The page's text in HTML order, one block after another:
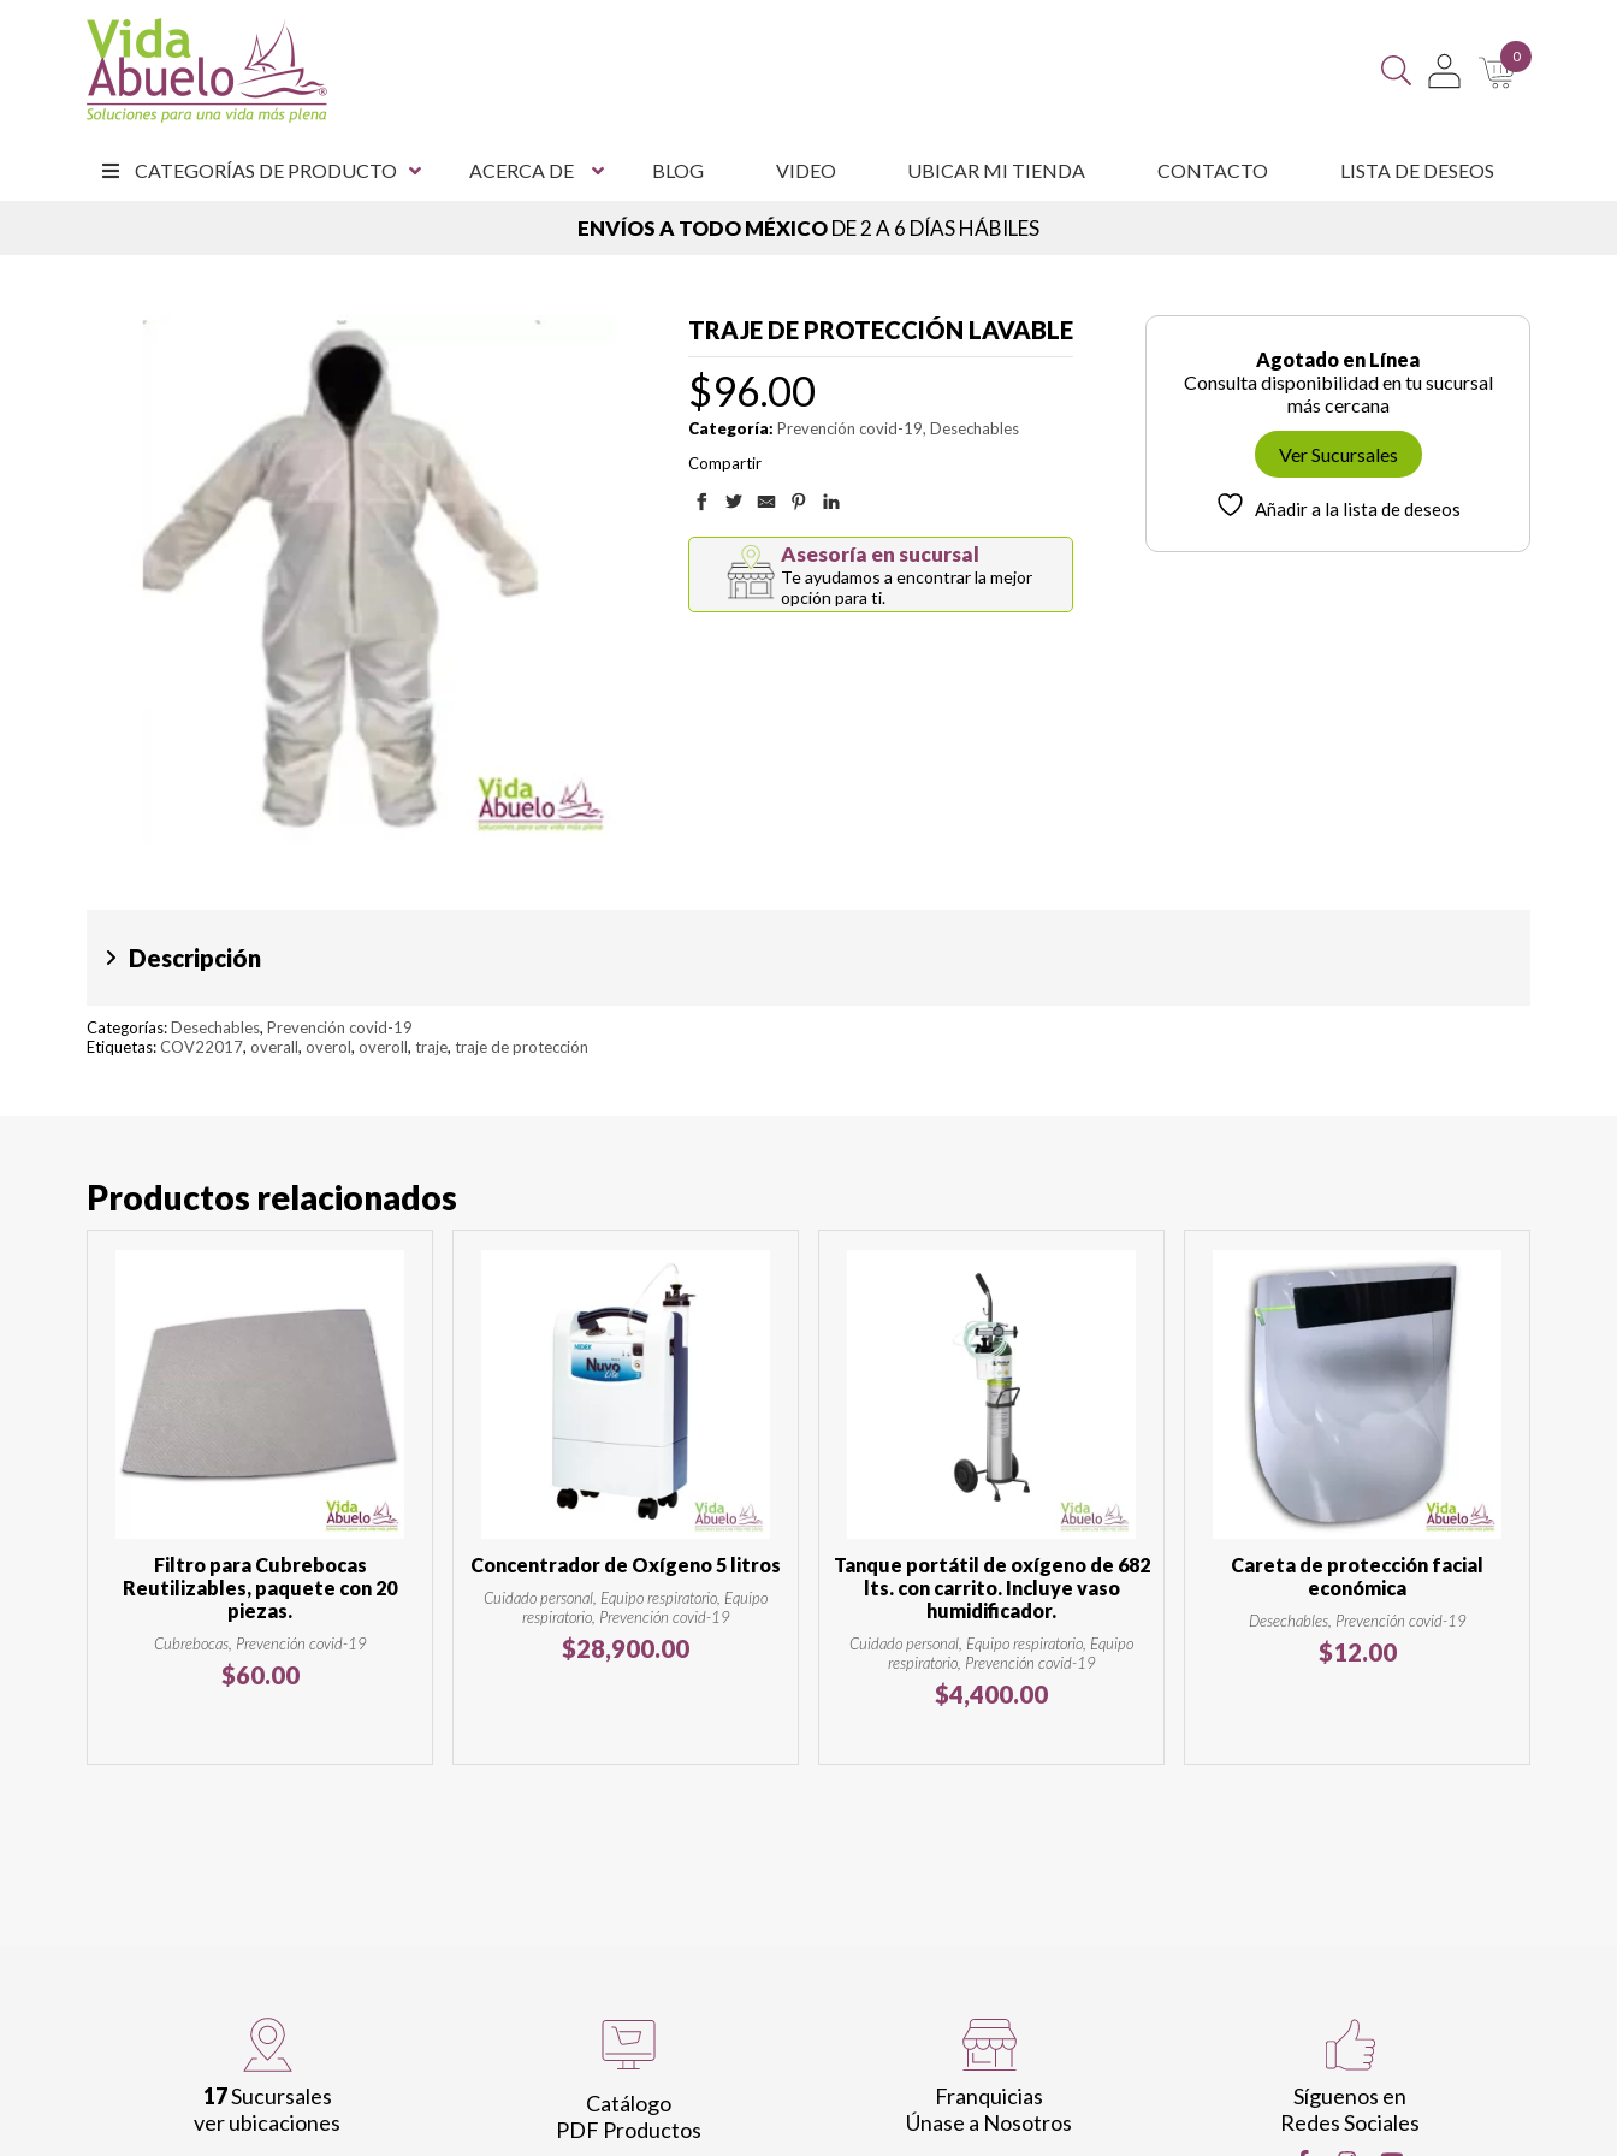
0
CATEGORÍAS DE PRODUCTO ACERCA DE BLOG VIDEO UBICAR MI TIENDA CONTACTO LISTA DE DESEOS
ENVÍOS A TODO MÉXICODE 2 A 6 DÍAS HÁBILES
TRAJE DE PROTECCIÓN LAVABLE
$96.00
Categoría: Prevención covid-19 Desechables
Compartir
Asesoría en sucursal
Te ayudamos a encontrar la mejor
opción para ti.
Agotado en Línea
Consulta disponibilidad en tu sucursal
más cercana
Ver Sucursales
Añadir a la lista de deseos
Descripción
Categorías:Desechables, Prevención covid-19
Etiquetas:COV22017, overall, overol, overoll, traje, traje de protección
Productos relacionados
Filtro para Cubrebocas
Reutilizables, paquete con 20
piezas.
Cubrebocas, Prevención covid-19
$60.00
Concentrador de Oxígeno 5 litros
Cuidado personal, Equipo respiratorio, Equipo
respiratorio, Prevención covid-19
$28,900.00
Tanque portátil de oxígeno de 682
lts. con carrito. Incluye vaso
humidificador.
Cuidado personal, Equipo respiratorio, Equipo
respiratorio, Prevención covid-19
$4,400.00
Careta de protección facial
económica
Desechables, Prevención covid-19
$12.00
17Sucursales
ver ubicaciones
Catálogo
PDF Productos
Franquicias
Únase a Nosotros
Síguenos en
Redes Sociales